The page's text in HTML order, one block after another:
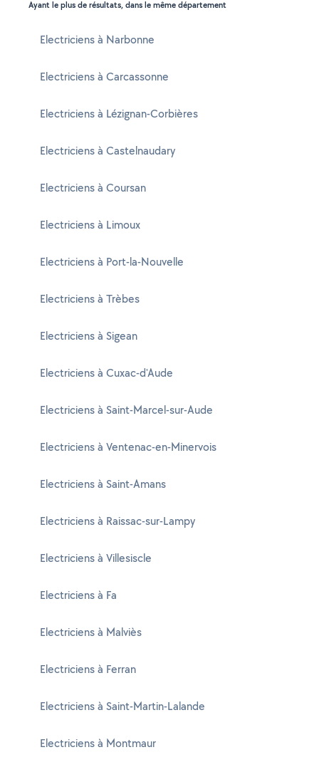
Ayant le plus de résultats, dans le même département
Electriciens à Narbonne
Electriciens à Carcassonne
Electriciens à Lézignan-Corbières
Electriciens à Castelnaudary
Electriciens à Coursan
Electriciens à Limoux
Electriciens à Port-la-Nouvelle
Electriciens à Trèbes
Electriciens à Sigean
Electriciens à Cuxac-d'Aude
Electriciens à Saint-Marcel-sur-Aude
Electriciens à Ventenac-en-Minervois
Electriciens à Saint-Amans
Electriciens à Raissac-sur-Lampy
Electriciens à Villesiscle
Electriciens à Fa
Electriciens à Malviès
Electriciens à Ferran
Electriciens à Saint-Martin-Lalande
Electriciens à Montmaur